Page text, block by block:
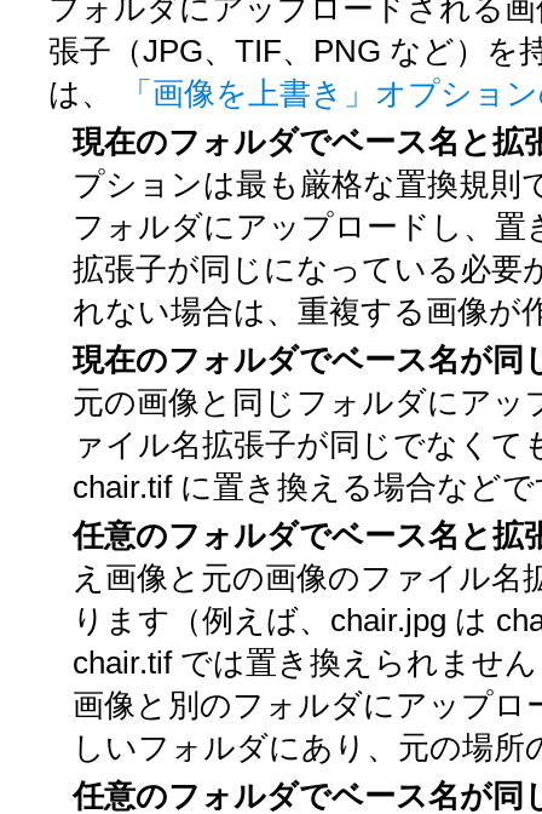
フォルダにアップロードされる
張子（JPG、TIF、PNG など）を
は、
「画像を上書き」オプショ
現在のフォルダでベース名と
プションは最も厳格な置換規則
フォルダにアップロードし、
拡張子が同じになっている必要
れない場合は、重複する画像が
現在のフォルダでベース名が
元の画像と同じフォルダにア
ァイル名拡張子が同じでなくて
chair.tif に置き換える場合など
任意のフォルダでベース名と
え画像と元の画像のファイル
ります（例えば、chair.jpg は
chair.tif では置き換えられませ
画像と別のフォルダにアップロ
しいフォルダにあり、元の場
任意のフォルダでベース名が